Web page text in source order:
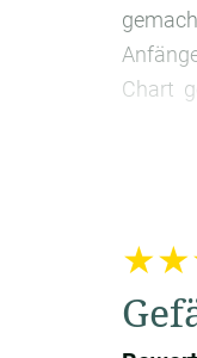
Chart
richtig
ich
ich,
ich